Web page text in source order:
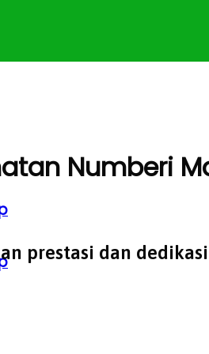
Numberi
prestasi dan dedikasi